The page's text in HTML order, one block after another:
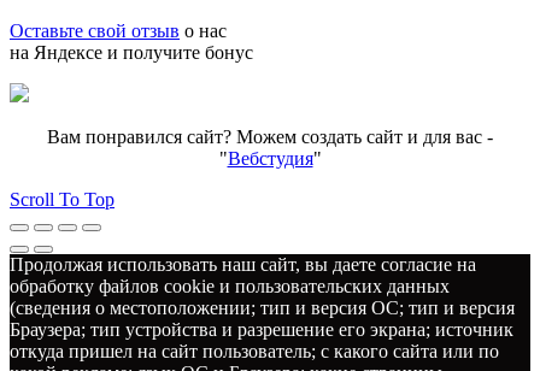
Оставьте свой отзыв о нас
на Яндексе и получите бонус
Вам понравился сайт? Можем создать сайт и для вас -
"Вебстудия"
Scroll To Top
Продолжая использовать наш сайт, вы даете согласие на
обработку файлов cookie и пользовательских данных
(сведения о местоположении; тип и версия ОС; тип и версия
Браузера; тип устройства и разрешение его экрана; источник
откуда пришел на сайт пользователь; с какого сайта или по